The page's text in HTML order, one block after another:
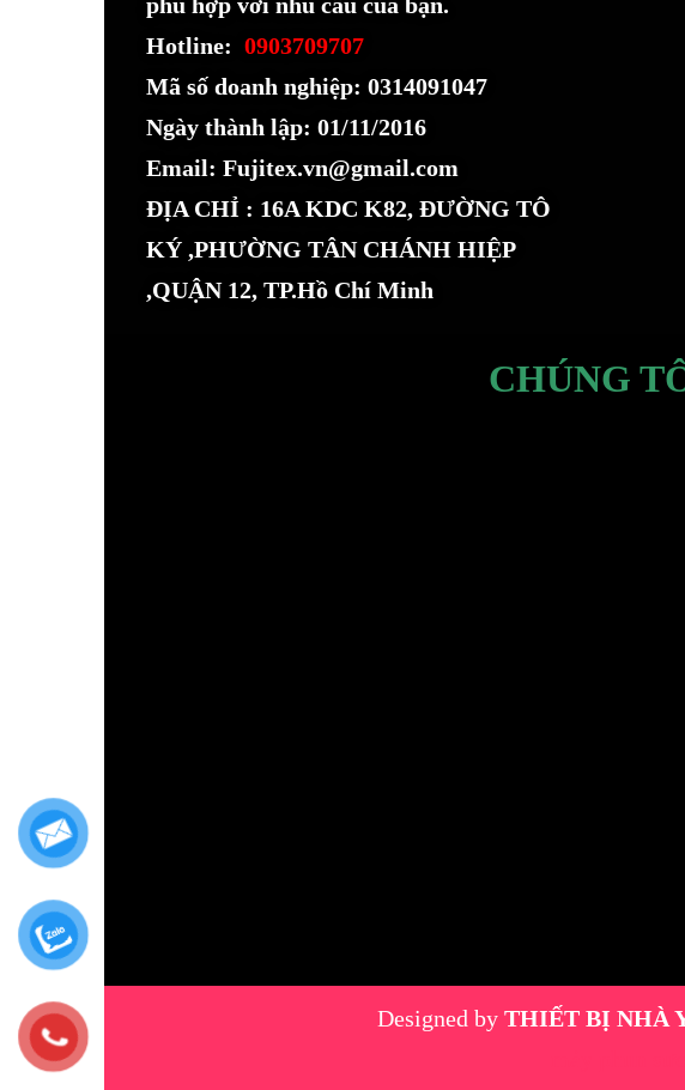
Hotline: 0903709707
Mã số doanh nghiệp: 0314091047
Ngày thành lập: 01/11/2016
Email: Fujitex.vn@gmail.com
ĐỊA CHỈ : 16A KDC K82, ĐƯỜNG TÔ
KÝ ,PHƯỜNG TÂN CHÁNH HIỆP
,QUẬN 12, TP.Hồ Chí Minh
CHÚNG
Designed by THIẾT BỊ NHÀ